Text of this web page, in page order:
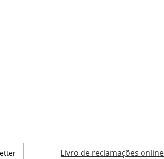
Livro de reclamações online